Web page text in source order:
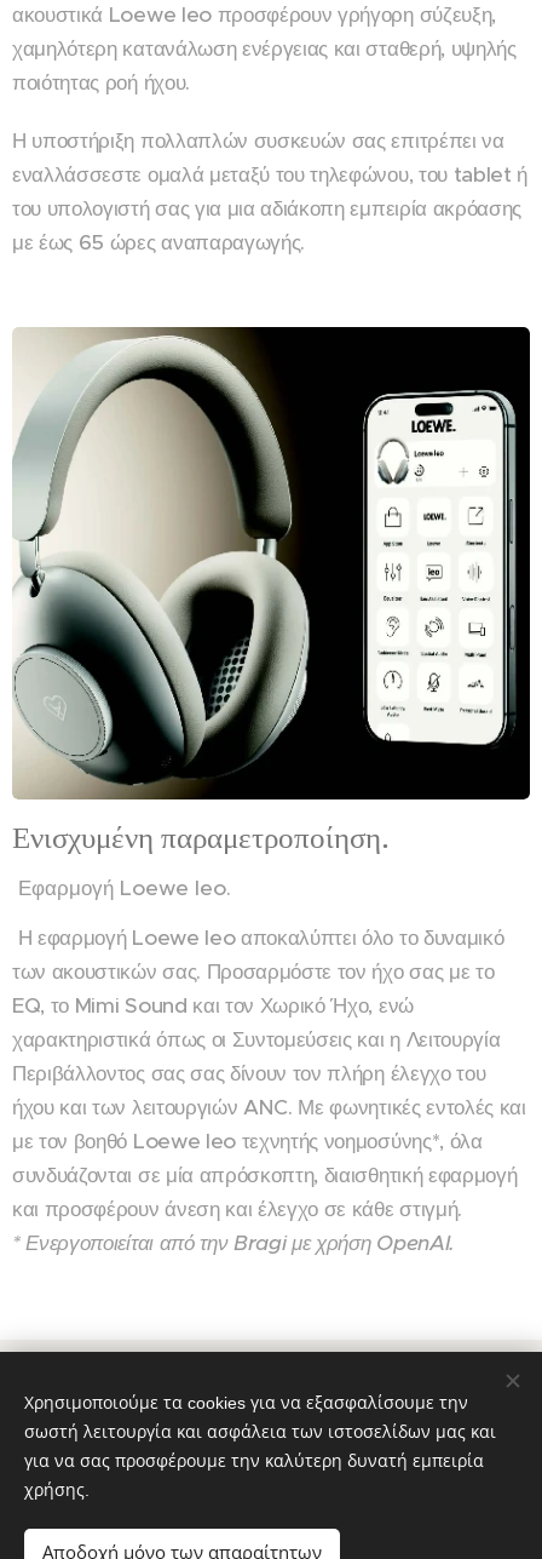
ακουστικά Loewe leo προσφέρουν γρήγορη σύζευξη,
χαμηλότερη κατανάλωση ενέργειας και σταθερή, υψηλής
ποιότητας ροή ήχου.
Η υποστήριξη πολλαπλών συσκευών σας επιτρέπει να
εναλλάσσεστε ομαλά μεταξύ του τηλεφώνου, του tablet ή
του υπολογιστή σας για μια αδιάκοπη εμπειρία ακρόασης
με έως 65 ώρες αναπαραγωγής.
Ενισχυμένη παραμετροποίηση.
Εφαρμογή Loewe leo.
Η εφαρμογή Loewe leo αποκαλύπτει όλο το δυναμικό
των ακουστικών σας. Προσαρμόστε τον ήχο σας με το
EQ, το Mimi Sound και τον Χωρικό Ήχο, ενώ
χαρακτηριστικά όπως οι Συντομεύσεις και η Λειτουργία
Περιβάλλοντος σας σας δίνουν τον πλήρη έλεγχο του
ήχου και των λειτουργιών ANC. Με φωνητικές εντολές και
με τον βοηθό Loewe leo τεχνητής νοημοσύνης*, όλα
συνδυάζονται σε μία απρόσκοπτη, διαισθητική εφαρμογή
και προσφέρουν άνεση και έλεγχο σε κάθε στιγμή.
* Ενεργοποιείται από την Bragi με χρήση OpenAI.
Όροι και Προϋποθέσεις |Πολιτική απορρήτου
www.loewe-gallery-thessaloniki.gr
Cookies
Ελληνικά
English
Χρησιμοποιούμε τα cookies για να εξασφαλίσουμε την
σωστή λειτουργία και ασφάλεια των ιστοσελίδων μας και
για να σας προσφέρουμε την καλύτερη δυνατή εμπειρία
χρήσης.
Αποδοχή μόνο των απαραίτητων